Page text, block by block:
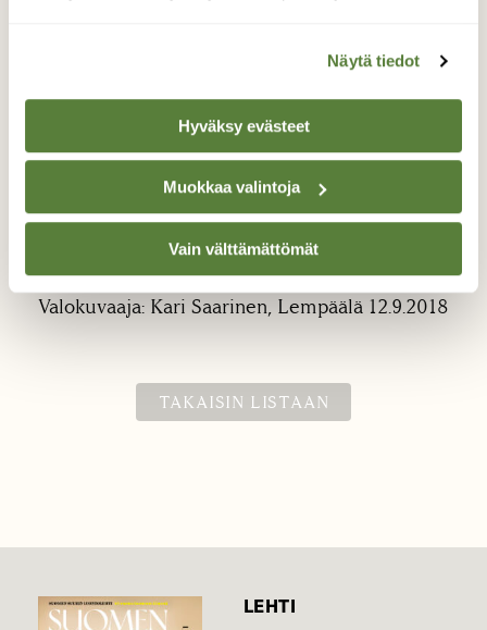
Näytä tiedot
Hyväksy evästeet
Muokkaa valintoja
Vain välttämättömät
Sienisyksy
Syksy on sienien aikaa. Kuvattu
Lempäälässä Birgitan Polun maisemissa.
Valokuvaaja: Kari Saarinen, Lempäälä 12.9.2018
TAKAISIN LISTAAN
LEHTI